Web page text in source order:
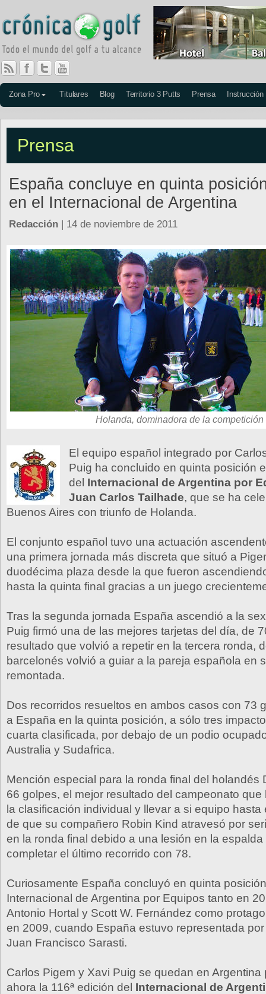
Zona Pro Titulares Blog Territorio 3 Putts Prensa Instrucción
Prensa
España concluye en quinta
en el Internacional de Argentina
Redacción | 14 de noviembre de 2011
Holanda, dominadora de la competición
El equipo español integrado por
Puig ha concluido en quinta posición
del Internacional de Argentina por
Juan Carlos Tailhade, que se ha
Buenos Aires con triunfo de Holanda.
El conjunto español tuvo una actuación
una primera jornada más discreta que situó a
duodécima plaza desde la que fueron
hasta la quinta final gracias a un juego
Tras la segunda jornada España ascendió a la
Puig firmó una de las mejores tarjetas del día, de
resultado que volvió a repetir en la tercera ronda,
barcelonés volvió a guiar a la pareja española en
remontada.
Dos recorridos resueltos en ambos casos con 73
a España en la quinta posición, a sólo tres
cuarta clasificada, por debajo de un podio
Australia y Sudafrica.
Mención especial para la ronda final del holandés
66 golpes, el mejor resultado del campeonato que
la clasificación individual y llevar a si equipo hasta
de que su compañero Robin Kind atravesó por
en la ronda final debido a una lesión en la
completar el último recorrido con 78.
Curiosamente España concluyó en quinta
Internacional de Argentina por Equipos tanto en
Antonio Hortal y Scott W. Fernández como
en 2009, cuando España estuvo representada
Juan Francisco Sarasti.
Carlos Pigem y Xavi Puig se quedan en Argentina
ahora la 116ª edición del Internacional de